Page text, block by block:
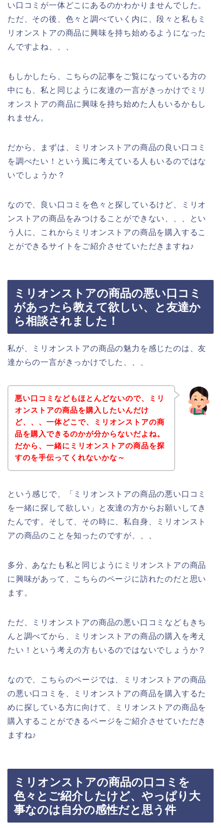
い口コミが一体どこにあるのかわかりませんでした。
ただ、その後、色々と調べていく内に、段々と私もミ
リオンストアの商品に興味を持ち始めるようになった
んですよね、、、
もしかしたら、こちらの記事をご覧になっている方の
中にも、私と同じように友達の一言がきっかけでミリ
オンストアの商品に興味を持ち始めた人もいるかもし
れません。
だから、まずは、ミリオンストアの商品の良い口コミ
を調べたい！という風に考えている人もいるのではな
いでしょうか？
なので、良い口コミを色々と探しているけど、ミリオ
ンストアの商品をみつけることができない、、、とい
う人に、これからミリオンストアの商品を購入するこ
とができるサイトをご紹介させていただきますね♪
ミリオンストアの商品の悪い口コミ
があったら教えて欲しい、と友達か
ら相談されました！
私が、ミリオンストアの商品の魅力を感じたのは、友
達からの一言がきっかけでした、、、
悪い口コミなどもほとんどないので、ミリ
オンストアの商品を購入したいんだけ
ど、、、一体どこで、ミリオンストアの商
品を購入できるのかが分からないだよね。
だから、一緒にミリオンストアの商品を探
すのを手伝ってくれないかな～
という感じで、「ミリオンストアの商品の悪い口コミ
を一緒に探して欲しい」と友達の方からお願いしてき
たんです。そして、その時に、私自身、ミリオンスト
アの商品のことを知ったのですが、、、
多分、あなたも私と同じようにミリオンストアの商品
に興味があって、こちらのページに訪れたのだと思い
ます。
ただ、ミリオンストアの商品の悪い口コミなどもきち
んと調べてから、ミリオンストアの商品の購入を考え
たい！という考えの方もいるのではないでしょうか？
なので、こちらのページでは、ミリオンストアの商品
の悪い口コミを、ミリオンストアの商品を購入するた
めに探している方に向けて、ミリオンストアの商品を
購入することができるページをご紹介させていただき
ますね♪
ミリオンストアの商品の口コミを
色々とご紹介したけど、やっぱり大
事なのは自分の感性だと思う件